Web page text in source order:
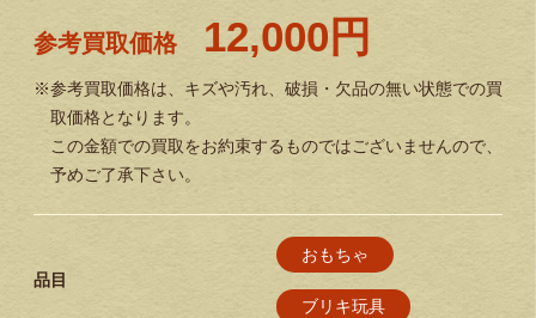
参考買取価格 12,000円
※参考買取価格は、キズや汚れ、破損・欠品の無い状態での買
取価格となります。
この金額での買取をお約束するものではございませんので、
予めご了承下さい。
品目
おもちゃ
ブリキ玩具